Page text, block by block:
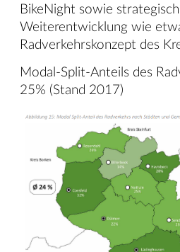
BikeNight sowie
Weiterentwicklung wie
Radverkehrskonzept des
Modal-Split-Anteils des
25% (Stand 2017)